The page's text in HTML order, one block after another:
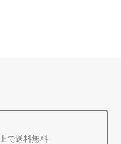
で送料無料